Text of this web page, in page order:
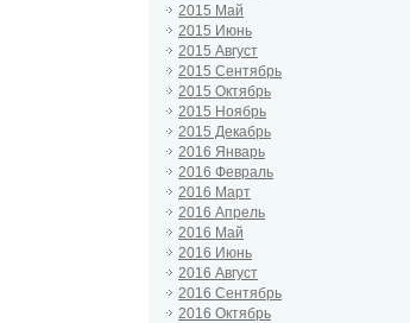
2015 Май
2015 Июнь
2015 Август
2015 Сентябрь
2015 Октябрь
2015 Ноябрь
2015 Декабрь
2016 Январь
2016 Февраль
2016 Март
2016 Апрель
2016 Май
2016 Июнь
2016 Август
2016 Сентябрь
2016 Октябрь